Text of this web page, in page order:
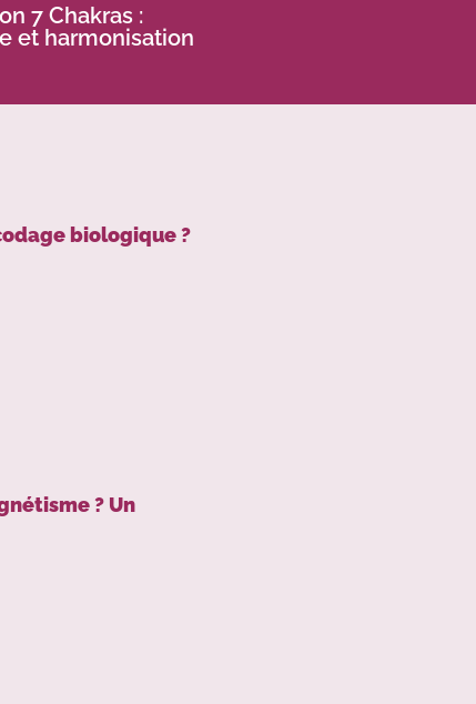
7 Chakras :
et harmonisation
biologique ?
? Un